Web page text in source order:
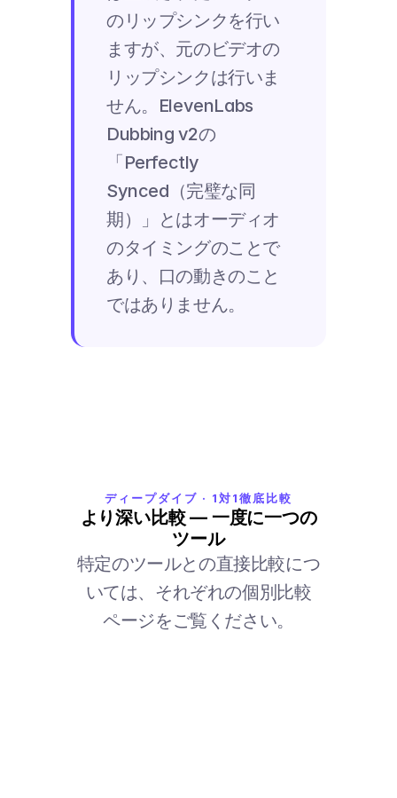
のリップシンクを行い
ますが、元のビデオの
リップシンクは行いま
せん。ElevenLabs
Dubbing v2の
「Perfectly
Synced（完璧な同
期）」とはオーディオ
のタイミングのことで
あり、口の動きのこと
ではありません。
ディープダイブ · 1対1徹底比較
より深い比較 — 一度に一つの
ツール
特定のツールとの直接比較につ
いては、それぞれの個別比較
ページをご覧ください。